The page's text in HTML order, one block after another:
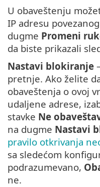
U obaveštenju
IP adresu
dugme Promeni
da biste prikazali
Nastavi blokiranje
pretnje. Ako želite
obaveštenja o ovoj
udaljene adrese,
stavke Ne
na dugme Nastavi
pravilo otkrivanja
sa sledećom
podrazumevano,
ne.